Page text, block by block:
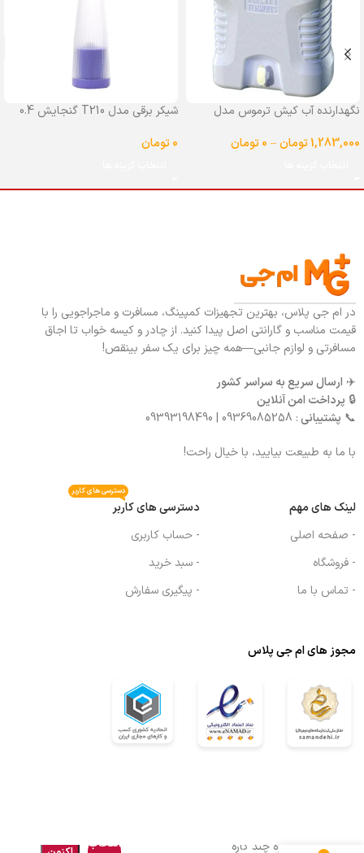
نگهدارنده آب کیش ترموس مدل
1,283,000تومان–
0تومان
شیکر برقی مدل T210 گنجایش 0.4
0تومان
در ام جی پلاس، بهترین تجهیزات کمپینگ، مسافرت و ماجراجویی را با
قیمت مناسب و گارانتی اصل پیدا کنید. از چادر و کیسه خواب تا اجاق
مسافرتی و لوازم جانبی—همه چیز برای یک سفر بینقص!
✈️ ارسال سریع به سراسر کشور
🔒 پرداخت امن آنلاین
📞 پشتیبانی: 09369085258 | 09393198490
با ما به طبیعت بیایید، با خیال راحت!
لینک های مهم
- صفحه اصلی
- فروشگاه
- تماس با ما
دسترسی های کاربر
دسترسی های کاربر
- حساب کاربری
- سبد خرید
- پیگیری سفارش
مجوز های ام جی پلاس
چراغ قوه چند کاره انتخاب